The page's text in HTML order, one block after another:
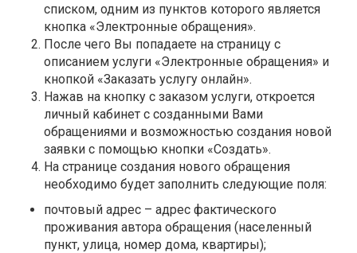
списком, одним из пунктов которого является
кнопка «Электронные обращения».
После чего Вы попадаете на страницу с
описанием услуги «Электронные обращения» и
кнопкой «Заказать услугу онлайн».
Нажав на кнопку с заказом услуги, откроется
личный кабинет с созданными Вами
обращениями и возможностью создания новой
заявки с помощью кнопки «Создать».
На странице создания нового обращения
необходимо будет заполнить следующие поля:
почтовый адрес – адрес фактического
проживания автора обращения (населенный
пункт, улица, номер дома, квартиры);